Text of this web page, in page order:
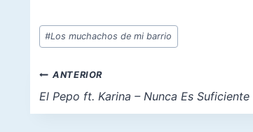
Etiquetas
de
entrada:
#Los muchachos de mi barrio
Navegación
de
entradas
ANTERIOR
El Pepo ft. Karina – Nunca Es Suficiente